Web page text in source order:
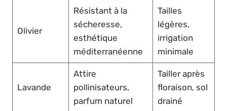
Olivier
Résistant à la
sécheresse,
esthétique
méditerranéenne
Tailles
légères,
irrigation
minimale
Lavande
Attire
pollinisateurs,
parfum naturel
Tailler après
floraison, sol
drainé